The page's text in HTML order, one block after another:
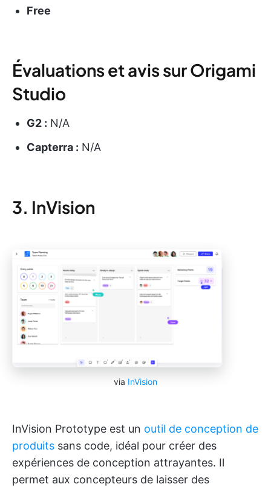
Free
Évaluations et avis sur Origami
Studio
G2 : N/A
Capterra : N/A
3. InVision
via InVision
InVision Prototype est un outil de conception de
produits sans code, idéal pour créer des
expériences de conception attrayantes. Il
permet aux concepteurs de laisser des